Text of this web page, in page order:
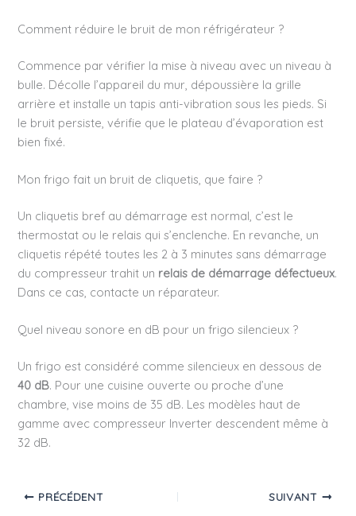
Comment réduire le bruit de mon réfrigérateur ?
Commence par vérifier la mise à niveau avec un niveau à
bulle. Décolle l’appareil du mur, dépoussière la grille
arrière et installe un tapis anti-vibration sous les pieds. Si
le bruit persiste, vérifie que le plateau d’évaporation est
bien fixé.
Mon frigo fait un bruit de cliquetis, que faire ?
Un cliquetis bref au démarrage est normal, c’est le
thermostat ou le relais qui s’enclenche. En revanche, un
cliquetis répété toutes les 2 à 3 minutes sans démarrage
du compresseur trahit un relais de démarrage défectueux.
Dans ce cas, contacte un réparateur.
Quel niveau sonore en dB pour un frigo silencieux ?
Un frigo est considéré comme silencieux en dessous de
40 dB. Pour une cuisine ouverte ou proche d’une
chambre, vise moins de 35 dB. Les modèles haut de
gamme avec compresseur Inverter descendent même à
32 dB.
PRÉCÉDENT SUIVANT